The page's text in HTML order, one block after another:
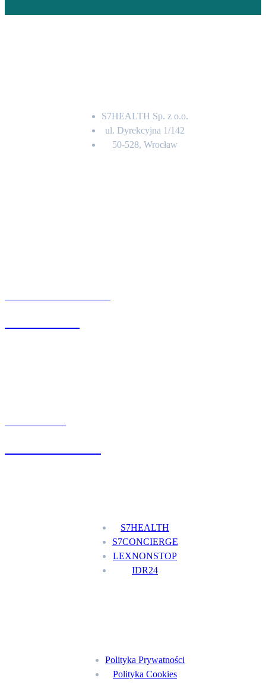
S7HEALTH Sp. z o.o.
ul. Dyrekcyjna 1/142
50-528, Wrocław
S7HEALTH
S7CONCIERGE
LEXNONSTOP
IDR24
Polityka Prywatności
Polityka Cookies